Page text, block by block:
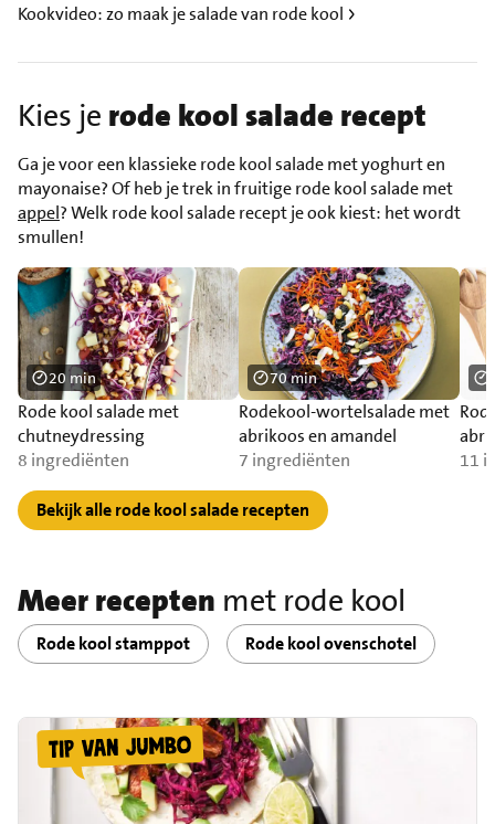
Kookvideo: zo maak je salade van rode kool
Kies je rode kool salade recept
Ga je voor een klassieke rode kool salade met yoghurt en
mayonaise? Of heb je trek in fruitige rode kool salade met
appel? Welk rode kool salade recept je ook kiest: het wordt
smullen!
Rode kool salade met
chutneydressing
8 ingrediënten
20 min
Rodekool-wortelsalade met
abrikoos en amandel
7 ingrediënten
70 min
11
Bekijk alle rode kool salade recepten
Meer recepten met rode kool
Rode kool stamppot Rode kool ovenschotel